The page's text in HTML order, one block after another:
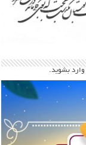
وارد بشوید.